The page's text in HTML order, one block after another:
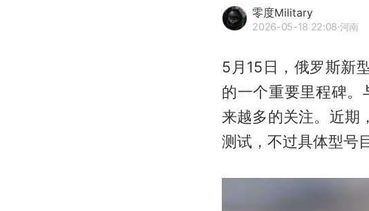
零度Military
2026-05-18 22:08·河南
5月15日，俄罗斯新
的一个重要里程碑
来越多的关注。近期
测试，不过具体型号